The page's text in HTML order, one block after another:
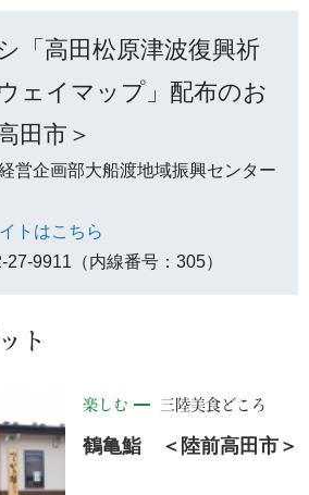
「高田松原津波復興祈
ェイマップ」配布のお
田市＞
営企画部大船渡地域振興センター
トはこちら
27-9911（内線番号：305）
ト
楽しむ 三陸美食どころ
鶴亀鮨 ＜陸前高田市＞